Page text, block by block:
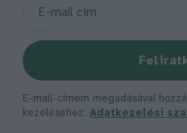
E-mail-címem megadásával
kezeléséhez. Adatkezelési